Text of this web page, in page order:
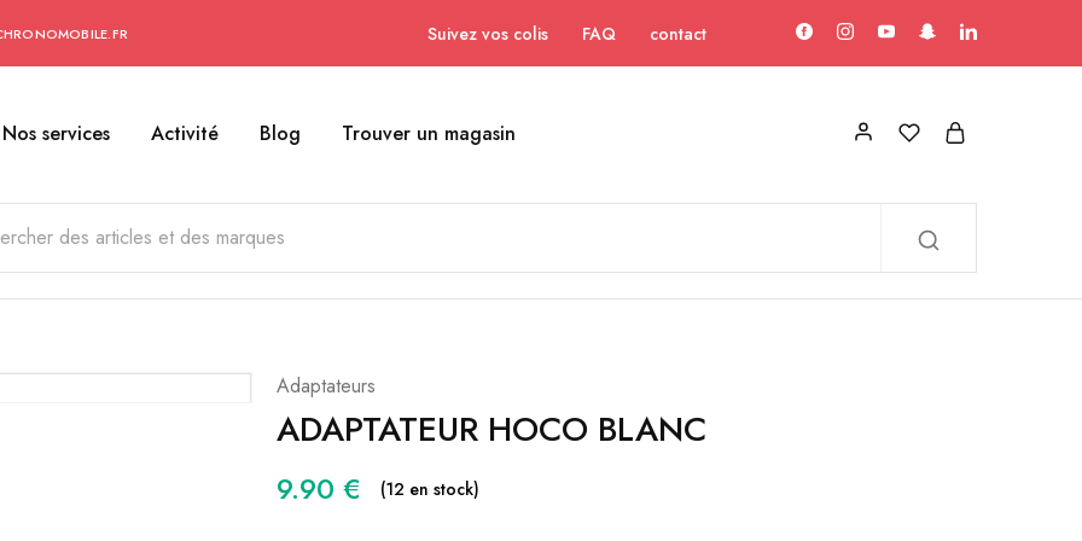
Suivez vos colis FAQ contact
Nos services Activité Blog Trouver un magasin
Adaptateurs
ADAPTATEUR HOCO BLANC
9.90 € (12 en stock)